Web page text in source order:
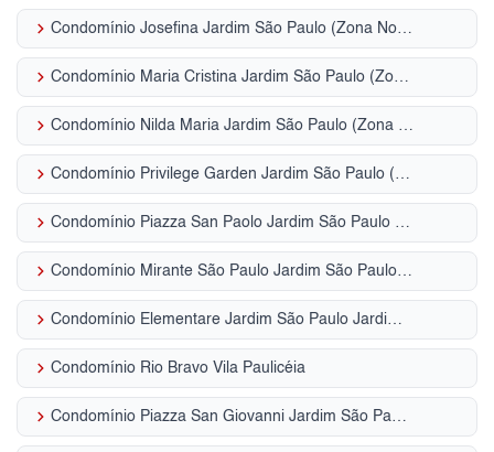
keyboard_arrow_right Condomínio Josefina Jardim São Paulo (Zona Norte)
keyboard_arrow_right Condomínio Maria Cristina Jardim São Paulo (Zona Norte)
keyboard_arrow_right Condomínio Nilda Maria Jardim São Paulo (Zona Norte)
keyboard_arrow_right Condomínio Privilege Garden Jardim São Paulo (Zona Norte)
keyboard_arrow_right Condomínio Piazza San Paolo Jardim São Paulo (Zona Norte)
keyboard_arrow_right Condomínio Mirante São Paulo Jardim São Paulo (Zona Norte)
keyboard_arrow_right Condomínio Elementare Jardim São Paulo Jardim São Paulo (Zona Norte)
keyboard_arrow_right Condomínio Rio Bravo Vila Paulicéia
keyboard_arrow_right Condomínio Piazza San Giovanni Jardim São Paulo (Zona Norte)